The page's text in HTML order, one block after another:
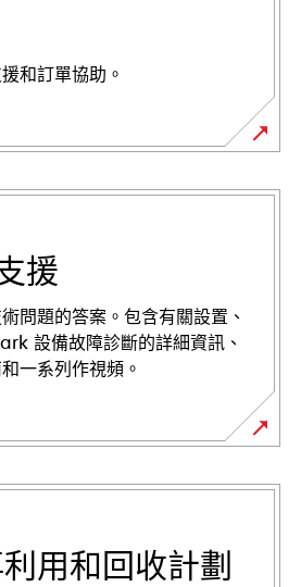
和訂單協助。
援
問題的答案。包含有關設置、
設備故障診斷的詳細資訊、
一系列作視頻。
利用和回收計劃